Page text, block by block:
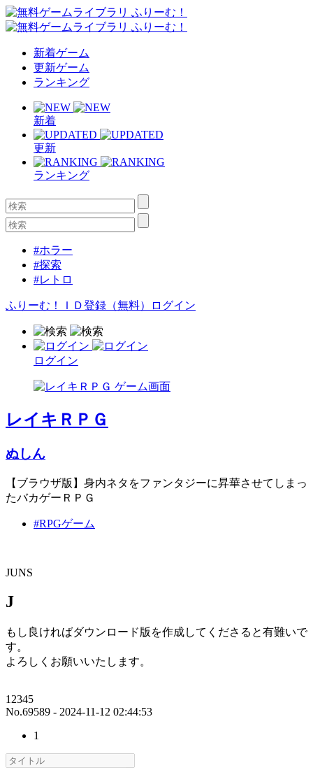
新着ゲーム
更新ゲーム
ランキング
新着
更新
ランキング
#ホラー
#探索
#レトロ
ふりーむ！ＩＤ登録（無料） ログイン
ログイン
レイキＲＰＧ
ぬしん
【ブラウザ版】身内ネタをファンタジーに昇華させてしまっ
たバカゲーＲＰＧ
#RPGゲーム
JUNS
J
もし良ければダウンロード版を作成してくださると有難いで
す。
よろしくお願いいたします。
12345
No.69589 - 2024-11-12 02:44:53
1